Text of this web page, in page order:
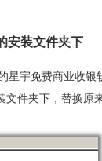
安装文件夹下
星宇免费商业收银
件夹下，替换原